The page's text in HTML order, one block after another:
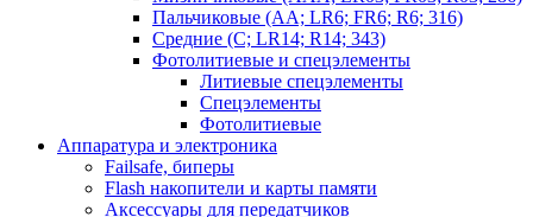
Пальчиковые (AA; LR6; FR6; R6; 316)
Средние (C; LR14; R14; 343)
Фотолитиевые и спецэлементы
Литиевые спецэлементы
Спецэлементы
Фотолитиевые
Аппаратура и электроника
Failsafe, биперы
Flash накопители и карты памяти
Аксессуары для передатчиков